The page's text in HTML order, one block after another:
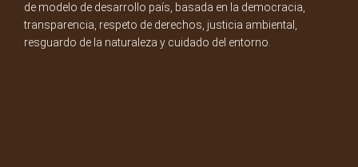
de modelo de desarrollo país, basada en la democracia,
transparencia, respeto de derechos, justicia ambiental,
resguardo de la naturaleza y cuidado del entorno.